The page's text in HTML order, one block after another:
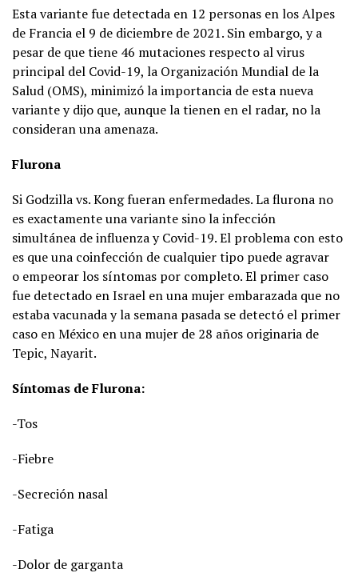
Esta variante fue detectada en 12 personas en los Alpes
de Francia el 9 de diciembre de 2021. Sin embargo, y a
pesar de que tiene 46 mutaciones respecto al virus
principal del Covid-19, la Organización Mundial de la
Salud (OMS), minimizó la importancia de esta nueva
variante y dijo que, aunque la tienen en el radar, no la
consideran una amenaza.
Flurona
Si Godzilla vs. Kong fueran enfermedades. La flurona no
es exactamente una variante sino la infección
simultánea de influenza y Covid-19. El problema con esto
es que una coinfección de cualquier tipo puede agravar
o empeorar los síntomas por completo. El primer caso
fue detectado en Israel en una mujer embarazada que no
estaba vacunada y la semana pasada se detectó el primer
caso en México en una mujer de 28 años originaria de
Tepic, Nayarit.
Síntomas de Flurona:
-Tos
-Fiebre
-Secreción nasal
-Fatiga
-Dolor de garganta